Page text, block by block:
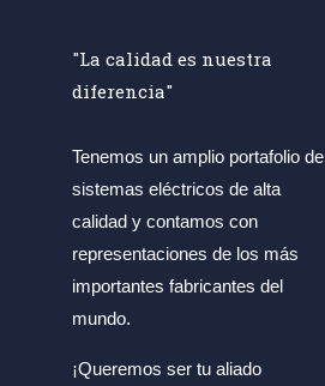
"La calidad es nuestra
diferencia"
Tenemos un amplio portafolio de
sistemas eléctricos de alta
calidad y contamos con
representaciones de los más
importantes fabricantes del
mundo.
¡Queremos ser tu aliado